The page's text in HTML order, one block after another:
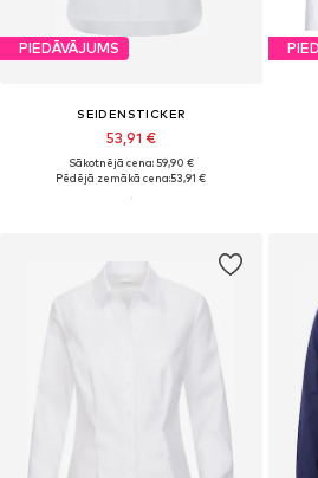
PIEDĀVĀJUMS
SEIDENSTICKER
53,91 €
Sākotnējā cena: 59,90 €
Pēdējā zemākā cena:53,91 €